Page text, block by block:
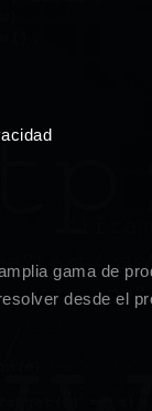
gama de
desde el